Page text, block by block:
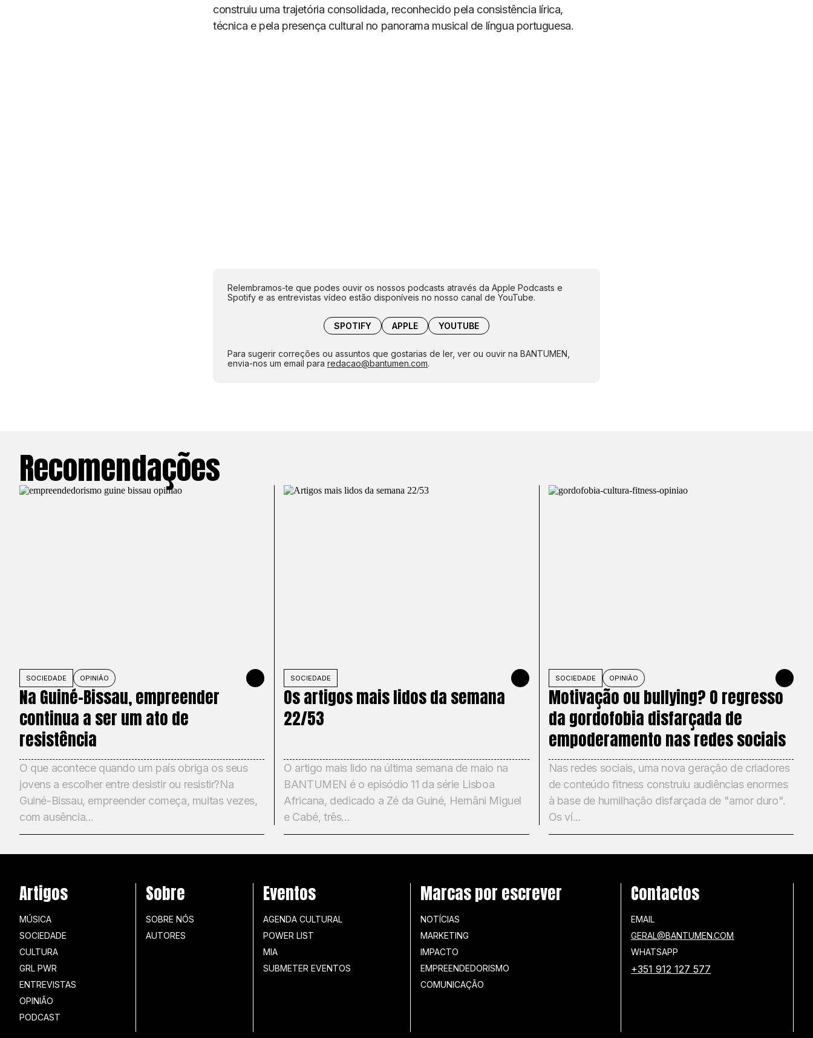
construiu uma trajetória consolidada, reconhecido pela consistência lírica,
técnica e pela presença cultural no panorama musical de língua portuguesa.
Relembramos-te que podes ouvir os nossos podcasts através da Apple Podcasts e
Spotify e as entrevistas vídeo estão disponíveis no nosso canal de YouTube.
SPOTIFY APPLE YOUTUBE
Para sugerir correções ou assuntos que gostarias de ler, ver ou ouvir na BANTUMEN,
envia-nos um email para redacao@bantumen.com.
Recomendações
SOCIEDADE OPINIÃO JUNE 1, 2026
Na Guiné-Bissau, empreender
continua a ser um ato de
resistência
O que acontece quando um país obriga os seus
jovens a escolher entre desistir ou resistir?Na
Guiné-Bissau, empreender começa, muitas vezes,
com ausência...
SOCIEDADE MAY 31, 2026
Os artigos mais lidos da semana
22/53
O artigo mais lido na última semana de maio na
BANTUMEN é o episódio 11 da série Lisboa
Africana, dedicado a Zé da Guiné, Hernâni Miguel
e Cabé, três...
SOCIEDADE OPINIÃO MAY 27,
Motivação ou bullying? O regresso
da gordofobia disfarçada de
empoderamento nas redes sociais
Nas redes sociais, uma nova geração de criadores
de conteúdo fitness construiu audiências enormes
à base de humilhação disfarçada de "amor duro".
Os ví...
Artigos
MÚSICA
SOCIEDADE
CULTURA
GRL PWR
ENTREVISTAS
OPINIÃO
PODCAST
Sobre
SOBRE NÓS
AUTORES
Eventos
AGENDA CULTURAL
POWER LIST
MIA
SUBMETER EVENTOS
Marcas por escrever
NOTÍCIAS
MARKETING
IMPACTO
EMPREENDEDORISMO
COMUNICAÇÃO
Contactos
EMAIL
GERAL@BANTUMEN.COM
WHATSAPP
+351 912 127 577